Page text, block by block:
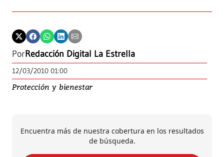
PorRedacción Digital La Estrella
12/03/2010 01:00
Protección y bienestar
Encuentra más de nuestra cobertura en los resultados
de búsqueda.